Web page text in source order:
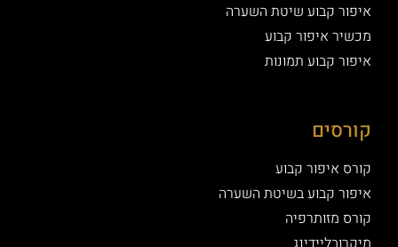
איפור קבוע שיטת השערה
מכשיר איפור קבוע
איפור קבוע תמונות
קורסים
קורס איפור קבוע
איפור קבוע בשיטת השערה
קורס מזותרפיה